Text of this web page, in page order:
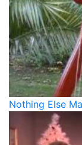
Nothing Else